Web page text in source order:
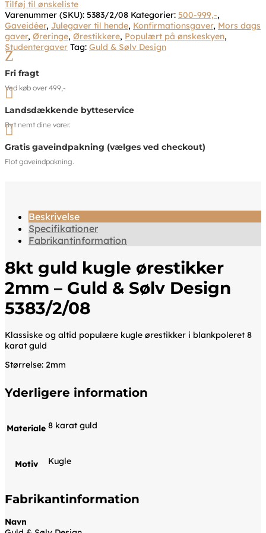
Tilføj til ønskeliste
Varenummer (SKU): 5383/2/08 Kategorier: 500-999,-,
Gaveidéer, Julegaver til hende, Konfirmationsgaver, Mors dags
gaver, Øreringe, Ørestikkere, Populært på ønskeskyen,
Studentergaver Tag: Guld & Sølv Design
Z
Fri fragt
Ved køb over 499,-

Landsdækkende bytteservice
Byt nemt dine varer.

Gratis gaveindpakning (vælges ved checkout)
Flot gaveindpakning.
Beskrivelse
Specifikationer
Fabrikantinformation
8kt guld kugle ørestikker
2mm – Guld & Sølv Design
5383/2/08
Klassiske og altid populære kugle ørestikker i blankpoleret 8
karat guld
Størrelse: 2mm
Yderligere information
Materiale 8 karat guld
Motiv Kugle
Fabrikantinformation
Navn